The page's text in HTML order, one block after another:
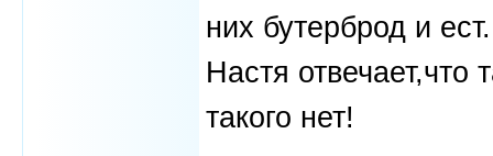
них бутерброд и
Настя отвечает,что
такого нет!